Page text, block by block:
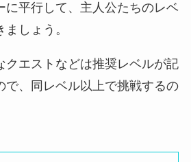
に平行して、主人公たちのレベ
しょう。
クエストなどは推奨レベルが記
で、同レベル以上で挑戦するの